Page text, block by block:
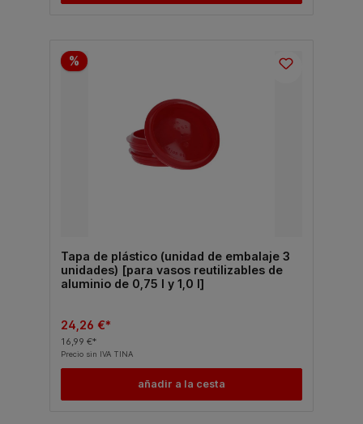
%
Tapa de plástico (unidad de embalaje 3
unidades) [para vasos reutilizables de
aluminio de 0,75 l y 1,0 l]
24,26 €*
16,99 €*
Precio sin IVA TINA
añadir a la cesta